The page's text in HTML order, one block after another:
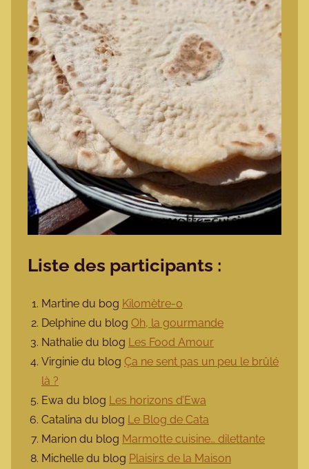
Liste des participants :
Martine du bog Kilomètre-0
Delphine du blog Oh, la gourmande
Nathalie du blog Les Food Amour
Virginie du blog Ça ne sent pas un peu le brûlé
là ?
Ewa du blog Les horizons d’Ewa
Catalina du blog Le Blog de Cata
Marion du blog Marmotte cuisine… dilettante
Michelle du blog Plaisirs de la Maison